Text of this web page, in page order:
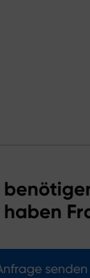
haben
senden